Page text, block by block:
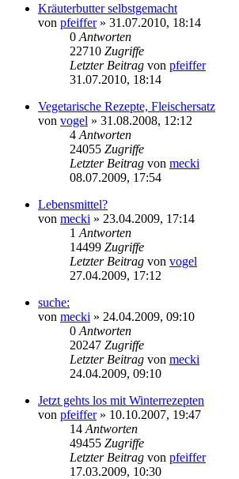
Kräuterbutter selbstgemacht
von pfeiffer» 31.07.2010, 18:14
0 Antworten
22710 Zugriffe
Letzter Beitrag von pfeiffer
31.07.2010, 18:14
Vegetarische Rezepte, Fleischersatz
von vogel » 31.08.2008, 12:12
4 Antworten
24055 Zugriffe
Letzter Beitrag von mecki
08.07.2009, 17:54
Lebensmittel?
von mecki » 23.04.2009, 17:14
1 Antworten
14499 Zugriffe
Letzter Beitrag von vogel
27.04.2009, 17:12
suche:
von mecki » 24.04.2009, 09:10
0 Antworten
20247 Zugriffe
Letzter Beitrag von mecki
24.04.2009, 09:10
Jetzt gehts los mit Winterrezepten
von pfeiffer» 10.10.2007, 19:47
14 Antworten
49455 Zugriffe
Letzter Beitrag von pfeiffer
17.03.2009, 10:30